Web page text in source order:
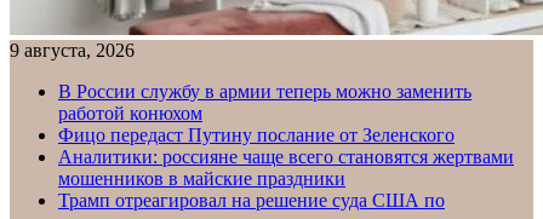
9 августа, 2026
В России службу в армии теперь можно заменить
работой конюхом
Фицо передаст Путину послание от Зеленского
Аналитики: россияне чаще всего становятся жертвами
мошенников в майские праздники
Трамп отреагировал на решение суда США по